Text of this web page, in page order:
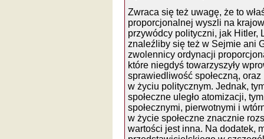
Zwraca się też uwagę, że to
proporcjonalnej wyszli na
przywódcy polityczni, jak Hitler,
znaleźliby się też w Sejmie ani
zwolennicy ordynacji
które niegdyś towarzyszyły
sprawiedliwość społeczną,
w życiu politycznym. Jednak,
społeczne uległo atomizacji,
społecznymi, pierwotnymi i
w życie społeczne znacznie
wartości jest inna. Na dodatek,